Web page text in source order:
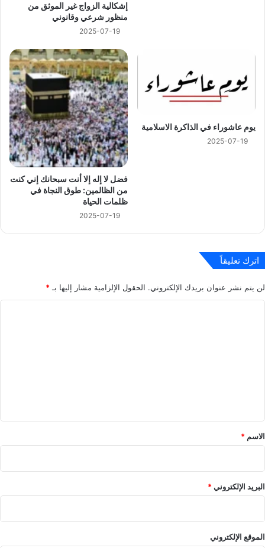
إشكالية الزواج غير الموثق من
منظور شرعي وقانوني
2025-07-19
يوم عاشوراء في الذاكرة الاسلامية
2025-07-19
فضل لا إله إلا أنت سبحانك إني كنت
من الظالمين: طوق النجاة في
ظلمات الحياة
2025-07-19
اترك تعليقاً
لن يتم نشر عنوان بريدك الإلكتروني. الحقول الإلزامية مشار إليها بـ*
*
الاسم *
البريد الإلكتروني*
الموقع الإلكتروني